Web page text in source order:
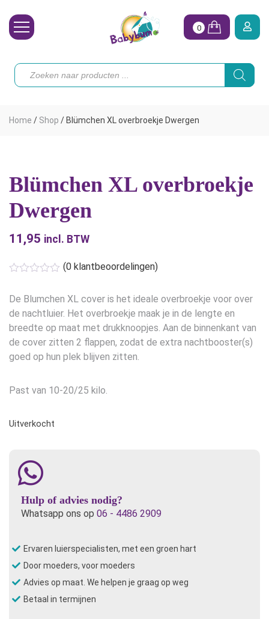
Toebehoren
Onze merken
Hoe begin ik?
0
Producten
zoeken
Home / Shop / Blümchen XL overbroekje Dwergen
Blümchen XL overbroekje
Dwergen
11,95 incl. BTW
(0 klantbeoordelingen)
De Blumchen XL cover is het ideale overbroekje voor over
de nachtluier. Het overbroekje maak je in de lengte en
breedte op maat met drukknoopjes. Aan de binnenkant van
de cover zitten 2 flappen, zodat de extra nachtbooster(s)
goed op hun plek blijven zitten.
Past van 10-20/25 kilo.
Uitverkocht
Hulp of advies nodig?
Whatsapp ons op 06 - 4486 2909
Ervaren luierspecialisten, met een groen hart
Door moeders, voor moeders
Advies op maat. We helpen je graag op weg
Betaal in termijnen